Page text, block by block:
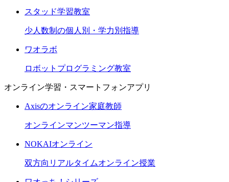
スタッド学習教室
少人数制の個人別・学力別指導
ワオラボ
ロボットプログラミング教室
オンライン学習・スマートフォンアプリ
Axisのオンライン家庭教師
オンラインマンツーマン指導
NOKAIオンライン
双方向リアルタイムオンライン授業